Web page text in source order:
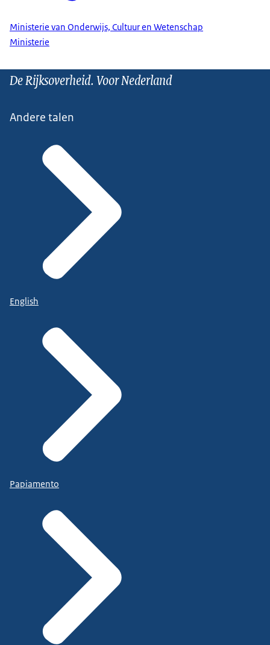
Ministerie van Onderwijs, Cultuur en Wetenschap
Ministerie
De Rijksoverheid. Voor Nederland
Andere talen
English
Papiamento